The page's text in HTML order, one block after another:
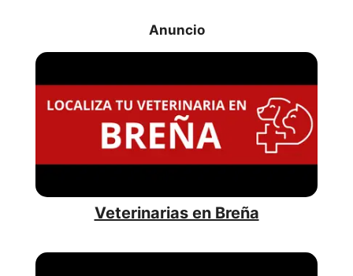
Veterinarias en Breña